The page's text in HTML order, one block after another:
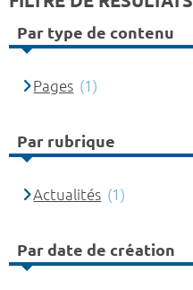
Par type de contenu
Pages (1)
Par rubrique
Actualités (1)
Par date de création